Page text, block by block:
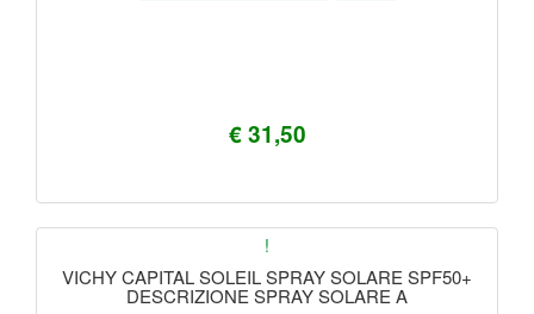
€ 31,50
!
VICHY CAPITAL SOLEIL SPRAY SOLARE SPF50+
DESCRIZIONE SPRAY SOLARE A